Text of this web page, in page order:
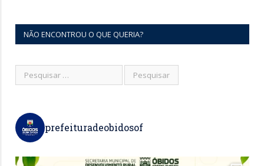
NÃO ENCONTROU O QUE QUERIA?
prefeituradeobidosof